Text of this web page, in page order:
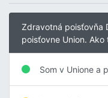
Zdravotná poisťovňa
poisťovne Union.
Som v Unione a